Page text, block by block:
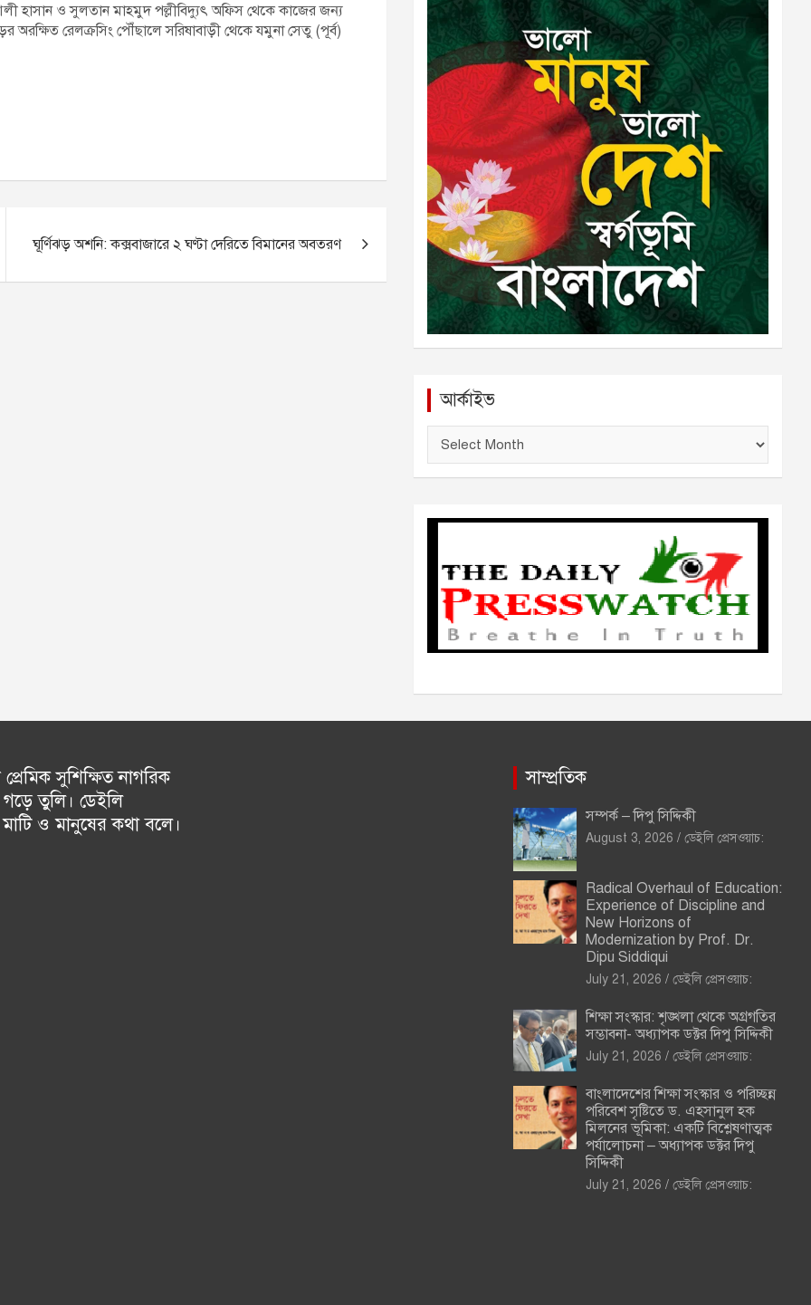
হাসান ও সুলতান মাহমুদ পল্লীবিদ্যুৎ অফিস থেকে কাজের জন্য
রেলক্রসিং পৌঁছালে সরিষাবাড়ী থেকে যমুনা সেতু (পূর্ব)
ঘূর্ণিঝড় অশনি: কক্সবাজারে ২ ঘণ্টা দেরিতে বিমানের অবতরণ
আর্কাইভ
ই
সুশিক্ষিত নাগরিক
তুলি। ডেইলি
মাটি ও মানুষের কথা বলে।
সাম্প্রতিক
সম্পর্ক – দিপু সিদ্দিকী
August 3, 2026 ডেইলি প্রেসওয়াচ:
Radical Overhaul of Education:
Experience of Discipline and
New Horizons of
Modernization by Prof. Dr.
Dipu Siddiqui
July 21, 2026 ডেইলি প্রেসওয়াচ:
শিক্ষা সংস্কার: শৃঙ্খলা থেকে অগ্রগতির
সম্ভাবনা- অধ্যাপক ডক্টর দিপু সিদ্দিকী
July 21, 2026 ডেইলি প্রেসওয়াচ:
বাংলাদেশের শিক্ষা সংস্কার ও পরিচ্ছন্ন
পরিবেশ সৃষ্টিতে ড. এহসানুল হক
মিলনের ভূমিকা: একটি বিশ্লেষণাত্মক
পর্যালোচনা – অধ্যাপক ডক্টর দিপু
সিদ্দিকী
July 21, 2026 ডেইলি প্রেসওয়াচ: